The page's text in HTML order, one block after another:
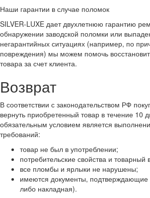
Наши гарантии в случае поломок
SILVER-LUXE дает двухлетнюю гарантию
обнаружении заводской поломки или
негарантийных ситуациях (например, по
повреждения) мы можем помочь
товара за счет клиента.
Возврат
В соответствии с законодательством РФ
вернуть приобретенный товар в течение 10
обязательным условием является
требований:
товар не был в употреблении;
потребительские свойства и товарный
все пломбы и ярлыки не нарушены;
имеются документы, подтверждающие
либо накладная).